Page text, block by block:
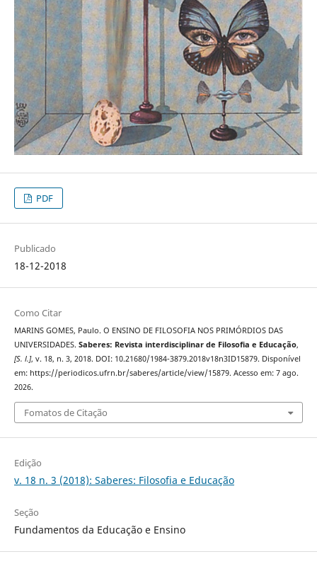
PDF
Publicado
18-12-2018
Como Citar
MARINS GOMES, Paulo. O ENSINO DE FILOSOFIA NOS PRIMÓRDIOS DAS
UNIVERSIDADES. Saberes: Revista interdisciplinar de Filosofia e Educação,
[S. l.], v. 18, n. 3, 2018. DOI: 10.21680/1984-3879.2018v18n3ID15879. Disponível
em: https://periodicos.ufrn.br/saberes/article/view/15879. Acesso em: 7 ago.
2026.
Fomatos de Citação
Edição
v. 18 n. 3 (2018): Saberes: Filosofia e Educação
Seção
Fundamentos da Educação e Ensino